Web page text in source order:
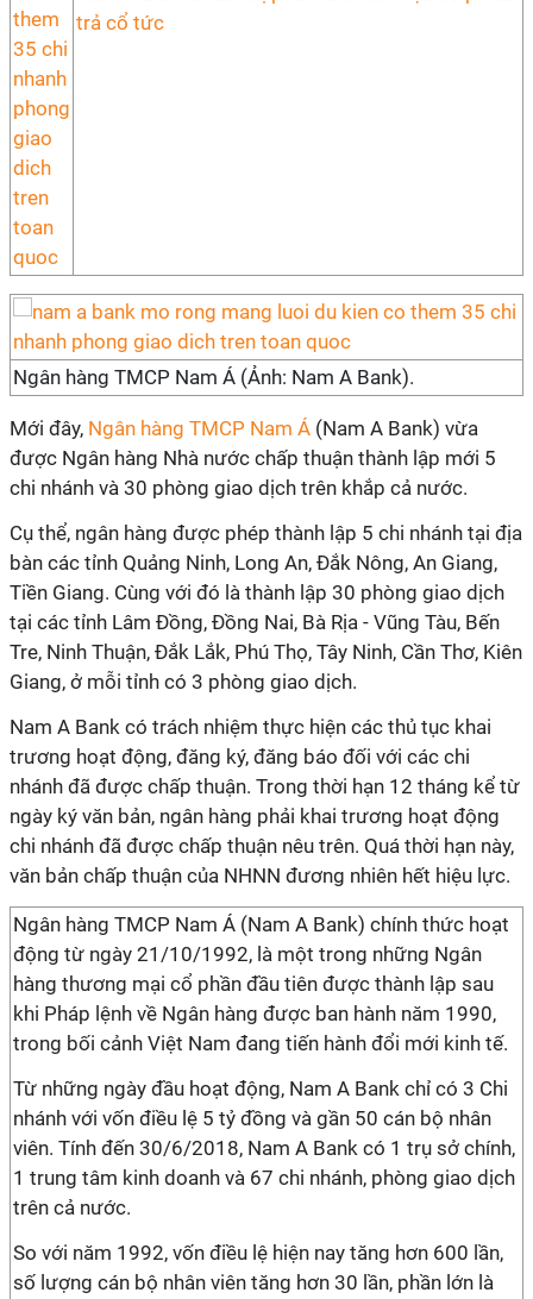
trả cổ tức
Ngân hàng TMCP Nam Á (Ảnh: Nam A Bank).
Mới đây, Ngân hàng TMCP Nam Á (Nam A Bank) vừa
được Ngân hàng Nhà nước chấp thuận thành lập mới 5
chi nhánh và 30 phòng giao dịch trên khắp cả nước.
Cụ thể, ngân hàng được phép thành lập 5 chi nhánh tại địa
bàn các tỉnh Quảng Ninh, Long An, Đắk Nông, An Giang,
Tiền Giang. Cùng với đó là thành lập 30 phòng giao dịch
tại các tỉnh Lâm Đồng, Đồng Nai, Bà Rịa - Vũng Tàu, Bến
Tre, Ninh Thuận, Đắk Lắk, Phú Thọ, Tây Ninh, Cần Thơ, Kiên
Giang, ở mỗi tỉnh có 3 phòng giao dịch.
Nam A Bank có trách nhiệm thực hiện các thủ tục khai
trương hoạt động, đăng ký, đăng báo đối với các chi
nhánh đã được chấp thuận. Trong thời hạn 12 tháng kể từ
ngày ký văn bản, ngân hàng phải khai trương hoạt động
chi nhánh đã được chấp thuận nêu trên. Quá thời hạn này,
văn bản chấp thuận của NHNN đương nhiên hết hiệu lực.
Ngân hàng TMCP Nam Á (Nam A Bank) chính thức hoạt
động từ ngày 21/10/1992, là một trong những Ngân
hàng thương mại cổ phần đầu tiên được thành lập sau
khi Pháp lệnh về Ngân hàng được ban hành năm 1990,
trong bối cảnh Việt Nam đang tiến hành đổi mới kinh tế.
Từ những ngày đầu hoạt động, Nam A Bank chỉ có 3 Chi
nhánh với vốn điều lệ 5 tỷ đồng và gần 50 cán bộ nhân
viên. Tính đến 30/6/2018, Nam A Bank có 1 trụ sở chính,
1 trung tâm kinh doanh và 67 chi nhánh, phòng giao dịch
trên cả nước.
So với năm 1992, vốn điều lệ hiện nay tăng hơn 600 lần,
số lượng cán bộ nhân viên tăng hơn 30 lần, phần lớn là